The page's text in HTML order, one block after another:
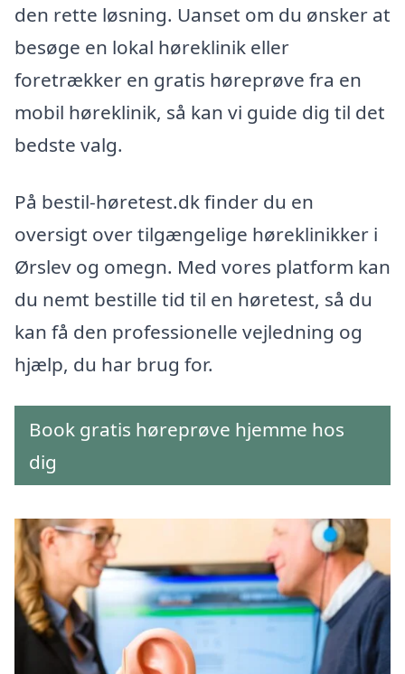
den rette løsning. Uanset om du ønsker at
besøge en lokal høreklinik eller
foretrækker en gratis høreprøve fra en
mobil høreklinik, så kan vi guide dig til det
bedste valg.
På bestil-høretest.dk finder du en
oversigt over tilgængelige høreklinikker i
Ørslev og omegn. Med vores platform kan
du nemt bestille tid til en høretest, så du
kan få den professionelle vejledning og
hjælp, du har brug for.
Book gratis høreprøve hjemme hos
dig